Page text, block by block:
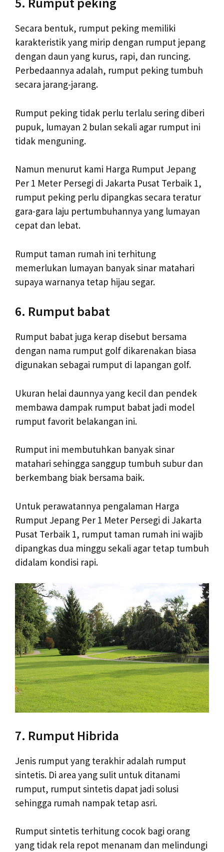
Secara bentuk, rumput peking memiliki
karakteristik yang mirip dengan rumput jepang
dengan daun yang kurus, rapi, dan runcing.
Perbedaannya adalah, rumput peking tumbuh
secara jarang-jarang.
Rumput peking tidak perlu terlalu sering diberi
pupuk, lumayan 2 bulan sekali agar rumput ini
tidak menguning.
Namun menurut kami Harga Rumput Jepang
Per 1 Meter Persegi di Jakarta Pusat Terbaik 1,
rumput peking perlu dipangkas secara teratur
gara-gara laju pertumbuhannya yang lumayan
cepat dan lebat.
Rumput taman rumah ini terhitung
memerlukan lumayan banyak sinar matahari
supaya warnanya tetap hijau segar.
6. Rumput babat
Rumput babat juga kerap disebut bersama
dengan nama rumput golf dikarenakan biasa
digunakan sebagai rumput di lapangan golf.
Ukuran helai daunnya yang kecil dan pendek
membawa dampak rumput babat jadi model
rumput favorit belakangan ini.
Rumput ini membutuhkan banyak sinar
matahari sehingga sanggup tumbuh subur dan
berkembang biak bersama baik.
Untuk perawatannya pengalaman Harga
Rumput Jepang Per 1 Meter Persegi di Jakarta
Pusat Terbaik 1, rumput taman rumah ini wajib
dipangkas dua minggu sekali agar tetap tumbuh
didalam kondisi rapi.
7. Rumput Hibrida
Jenis rumput yang terakhir adalah rumput
sintetis. Di area yang sulit untuk ditanami
rumput, rumput sintetis dapat jadi solusi
sehingga rumah nampak tetap asri.
Rumput sintetis terhitung cocok bagi orang
yang tidak rela repot menanam dan melindungi